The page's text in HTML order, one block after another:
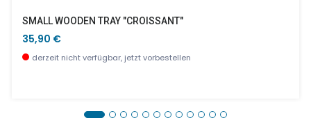
SMALL WOODEN TRAY "CROISSANT"
35,90 €
derzeit nicht verfügbar, jetzt vorbestellen